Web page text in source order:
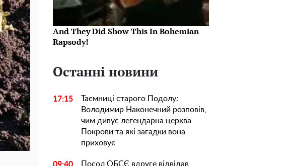
And They Did Show This In Bohemian
Rapsody!
Останні новини
17:15
Таємниці старого Подолу:
Володимир Наконечний розповів,
чим дивує легендарна церква
Покрови та які загадки вона
приховує
Посол ОБСЄ вдруге відвідав